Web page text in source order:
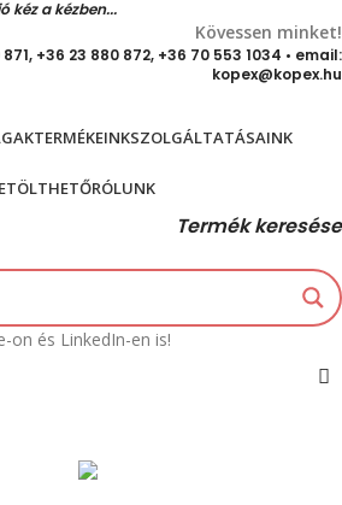
kéz a kézben...
Kövessen minket!
+36 23 880 872, +36 70 553 1034 • email:
kopex@kopex.hu
TERMÉKEINKSZOLGÁLTATÁSAINK
RÓLUNK
Termék keresése
on és LinkedIn-en is!